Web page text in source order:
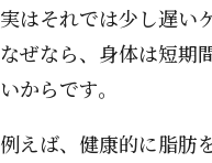
実はそれでは少し遅い
なぜなら、身体は短期
いからです。
例えば、健康的に脂肪